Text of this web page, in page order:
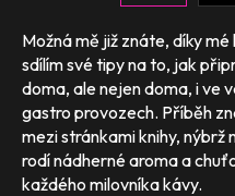
Možná mě již znáte, díky
sdílím své tipy na to, jak
doma, ale nejen doma, i ve
gastro provozech. Příběh
mezi stránkami knihy, nýbrž
rodí nádherné aroma a
každého milovníka kávy.